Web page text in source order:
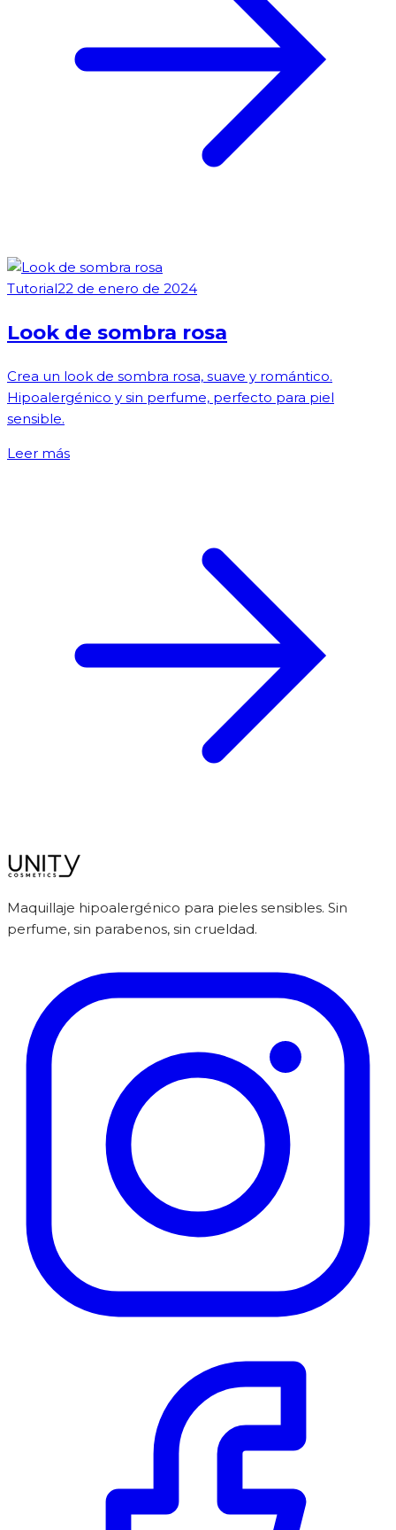
Tutorial22 de enero de 2024
Look de sombra rosa
Crea un look de sombra rosa, suave y romántico.
Hipoalergénico y sin perfume, perfecto para piel
sensible.
Leer más
Maquillaje hipoalergénico para pieles sensibles. Sin
perfume, sin parabenos, sin crueldad.